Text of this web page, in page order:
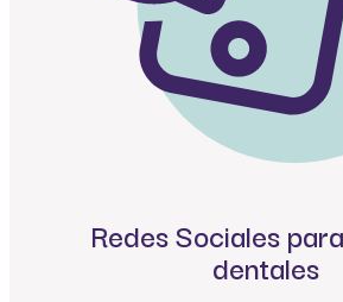
Redes Sociales
dentales